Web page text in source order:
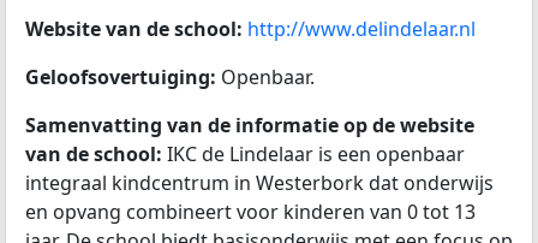
Website van de school: http://www.delindelaar.nl
Geloofsovertuiging: Openbaar.
Samenvatting van de informatie op de website
van de school: IKC de Lindelaar is een openbaar
integraal kindcentrum in Westerbork dat onderwijs
en opvang combineert voor kinderen van 0 tot 13